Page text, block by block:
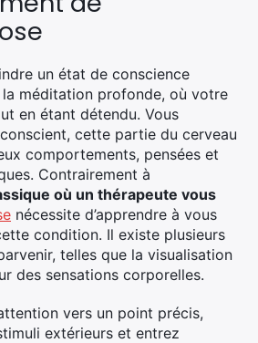
un état de conscience
méditation profonde, où votre
en étant détendu. Vous
cette partie du cerveau
comportements, pensées et
Contrairement à
où un thérapeute vous
nécessite d’apprendre à vous
condition. Il existe plusieurs
telles que la visualisation
des sensations corporelles.
vers un point précis,
extérieurs et entrez